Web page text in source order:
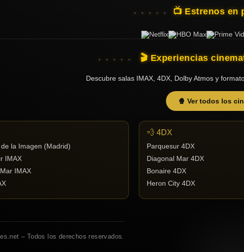
📺 Estrenos en
🎬 Experiencias
Descubre salas IMAX, 4DX, Dolby Atmos y
🍿 Ver todos los
la Imagen (Madrid)
IMAX
IMAX
💨 4DX
Parquesur 4DX
Diagonal Mar 4DX
Bonaire 4DX
Heron City 4DX
– Todos los derechos reservados.